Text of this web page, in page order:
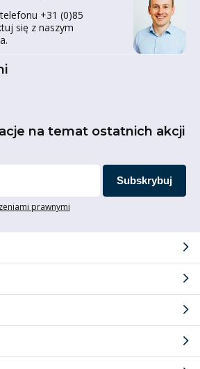
+31 (0)85
się z naszym
na temat ostatnich akcji
Subskrybuj
prawnymi